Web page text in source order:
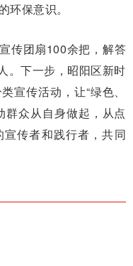
保意识。
传团扇100余把，解答
。下一步，昭阳区新时
宣传活动，让“绿色、
群众从自身做起，从点
传者和践行者，共同